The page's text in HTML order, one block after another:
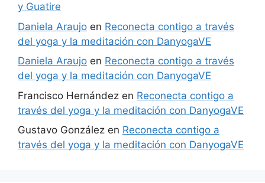
y Guatire
Daniela Araujo en Reconecta contigo a través
del yoga y la meditación con DanyogaVE
Daniela Araujo en Reconecta contigo a través
del yoga y la meditación con DanyogaVE
Francisco Hernández en Reconecta contigo a
través del yoga y la meditación con DanyogaVE
Gustavo González en Reconecta contigo a
través del yoga y la meditación con DanyogaVE